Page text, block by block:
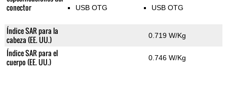
conector
USB OTG USB OTG
Índice SAR para la
cabeza (EE. UU.)
0.719 W/Kg
Índice SAR para el
cuerpo (EE. UU.)
0.746 W/Kg